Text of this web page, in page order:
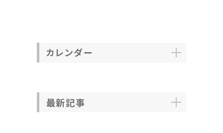
カレンダー
最新記事